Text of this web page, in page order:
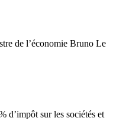
de l’économie Bruno Le
d’impôt sur les sociétés et